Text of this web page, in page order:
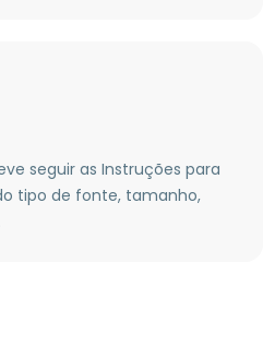
seguir as Instruções para
tipo de fonte, tamanho,